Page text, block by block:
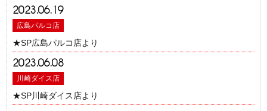
2023.06.19
広島パルコ店
★SP広島パルコ店より
2023.06.08
川崎ダイス店
★SP川崎ダイス店より